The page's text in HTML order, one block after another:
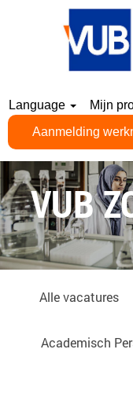
Language
Mijn
Aanmelding
&
VUB
Alle vacatures
Academisch